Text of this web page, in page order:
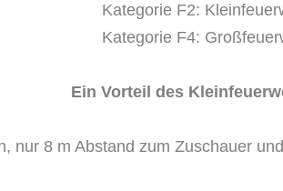
Kategorie F2:
Kategorie F4:
Ein Vorteil des
nur 8 m Abstand zum Zuschauer